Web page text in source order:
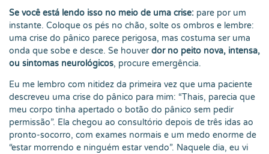
Se você está lendo isso no meio de uma crise: pare por um
instante. Coloque os pés no chão, solte os ombros e lembre:
uma crise do pânico parece perigosa, mas costuma ser uma
onda que sobe e desce. Se houverdor no peito nova, intensa,
ou sintomas neurológicos, procure emergência.
Eu me lembro com nitidez da primeira vez que uma paciente
descreveu uma crise do pânico para mim: “Thais, parecia que
meu corpo tinha apertado o botão do pânico sem pedir
permissão”. Ela chegou ao consultório depois de três idas ao
pronto-socorro, com exames normais e um medo enorme de
“estar morrendo e ninguém estar vendo”. Naquele dia, eu vi